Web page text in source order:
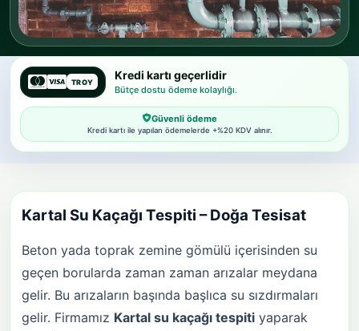
TROY
Kredi kartı geçerlidir
Bütçe dostu ödeme kolaylığı.
Güvenli ödeme
Kredi kartı ile yapılan ödemelerde +%20 KDV alınır.
Kartal Su Kaçağı Tespiti – Doğa Tesisat
Beton yada toprak zemine gömülü içerisinden su
geçen borularda zaman zaman arızalar meydana
gelir. Bu arızaların başında başlıca su sızdırmaları
gelir. Firmamız Kartal su kaçağı tespiti yaparak